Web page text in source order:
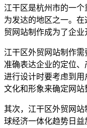
江干区是杭州市的一
为发达的地区之一。
贸网站制作成为了企业
江干区外贸网站制作
准确表达企业的定位
进行设计时要考虑到
文化和形象来确定网站
其次，江干区外贸网
球经济一体化趋势日